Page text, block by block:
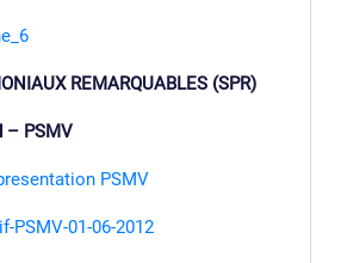
REMARQUABLES (SPR)
– PSMV
PSMV
PSMV-01-06-2012